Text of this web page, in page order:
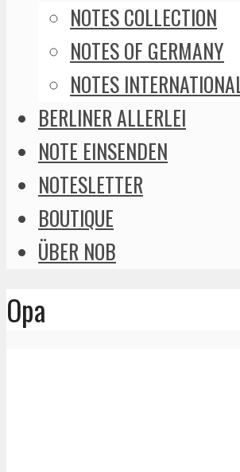
NOTES COLLECTION
NOTES OF GERMANY
NOTES INTERNATIONAL
BERLINER ALLERLEI
NOTE EINSENDEN
NOTESLETTER
BOUTIQUE
ÜBER NOB
Opa